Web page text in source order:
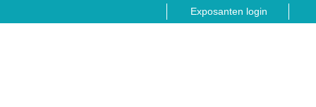
Exposanten login